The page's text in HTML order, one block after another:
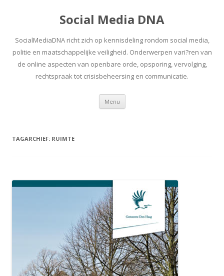
Social Media DNA
SocialMediaDNA richt zich op kennisdeling rondom social media,
politie en maatschappelijke veiligheid. Onderwerpen vari?ren van
de online aspecten van openbare orde, opsporing, vervolging,
rechtspraak tot crisisbeheersing en communicatie.
Menu Spring
inhoud
TAGARCHIEF: RUIMTE